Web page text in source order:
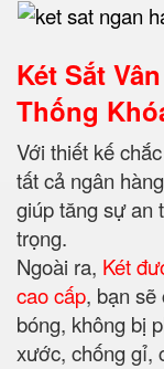
Két Sắt
Thống
Với thiết kế
tất cả ngân
giúp tăng sự an
trọng.
Ngoài ra, Két
cao cấp, bạn sẽ
bóng, không bị
xước, chống gỉ,